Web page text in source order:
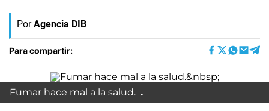
Por Agencia DIB
Para compartir:
Fumar hace mal a la salud.